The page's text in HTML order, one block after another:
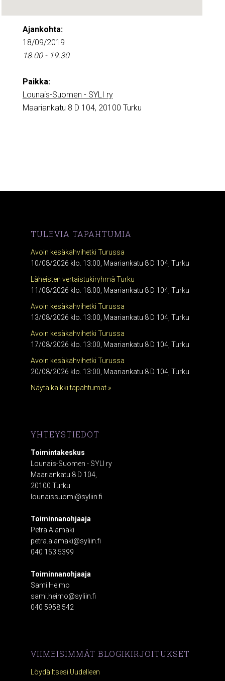
Ajankohta:
18/09/2019
18.00 - 19.30
Paikka:
Lounais-Suomen - SYLI ry
Maariankatu 8 D 104, 20100 Turku
TULEVIA TAPAHTUMIA
Avoin kesäkahvihetki Turussa
10/08/2026 klo. 13:00, Maariankatu 8 D 104, Turku
Läheisten vertaistukiryhmä Turku
11/08/2026 klo. 18:00, Maariankatu 8 D 104, Turku
Avoin kesäkahvihetki Turussa
13/08/2026 klo. 13:00, Maariankatu 8 D 104, Turku
Avoin kesäkahvihetki Turussa
17/08/2026 klo. 13:00, Maariankatu 8 D 104, Turku
Avoin kesäkahvihetki Turussa
20/08/2026 klo. 13:00, Maariankatu 8 D 104, Turku
Näytä kaikki tapahtumat »
YHTEYSTIEDOT
Toimintakeskus
Lounais-Suomen - SYLI ry
Maariankatu 8 D 104,
20100 Turku
lounaissuomi@syliin.fi
Toiminnanohjaaja
Petra Alamäki
petra.alamaki@syliin.fi
040 153 5399
Toiminnanohjaaja
Sami Heimo
sami.heimo@syliin.fi
040 5958 542
VIIMEISIMMÄT BLOGIKIRJOITUKSET
Löydä Itsesi Uudelleen